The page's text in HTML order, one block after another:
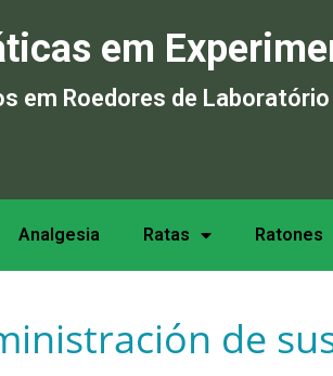
em
em Roedores de Laboratório
Analgesia Ratas Ratones
de